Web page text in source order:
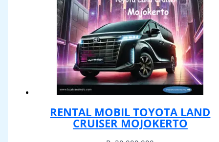
RENTAL MOBIL TOYOTA LAND
CRUISER MOJOKERTO